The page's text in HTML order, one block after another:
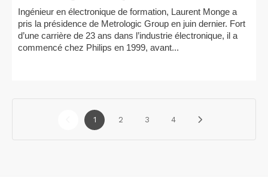
Ingénieur en électronique de formation, Laurent Monge a
pris la présidence de Metrologic Group en juin dernier. Fort
d’une carrière de 23 ans dans l’industrie électronique, il a
commencé chez Philips en 1999, avant...
1 2 3 4